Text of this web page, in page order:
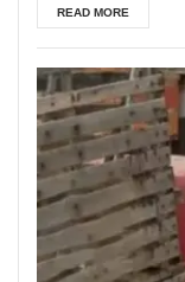
READ MORE